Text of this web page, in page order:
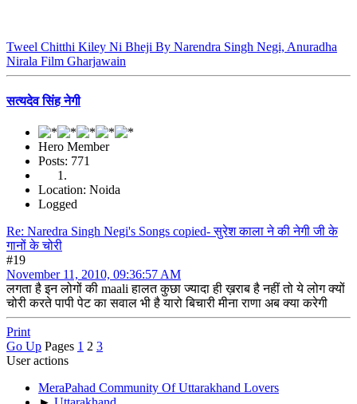
Tweel Chitthi Kiley Ni Bheji By Narendra Singh Negi, Anuradha
Nirala Film Gharjawain
सत्यदेव सिंह नेगी
Hero Member
Posts: 771
Location: Noida
Logged
Re: Naredra Singh Negi's Songs copied- सुरेश काला ने की नेगी जी के
गानों के चोरी
#19
November 11, 2010, 09:36:57 AM
लगता है इन लोगों की maali हालत कुछा ज्यादा ही ख़राब है नहीं तो ये लोग क्यों
चोरी करते पापी पेट का सवाल भी है यारो बिचारी मीना राणा अब क्या करेगी
Print
Go Up Pages 1 2 3
User actions
MeraPahad Community Of Uttarakhand Lovers